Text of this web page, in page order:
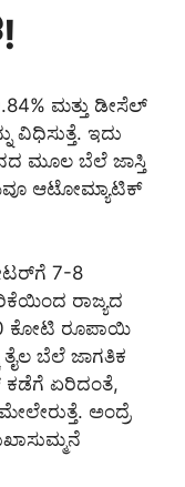
ಮತ್ತು ಡೀಸೆಲ್
ವಿಧಿಸುತ್ತೆ. ಇದು
ಮೂಲ ಬೆಲೆ ಜಾಸ್ತಿ
ಆಟೋಮ್ಯಾಟಿಕ್
7-8
ರಾಜ್ಯದ
ಕೋಟಿ ರೂಪಾಯಿ
ಬೆಲೆ ಜಾಗತಿಕ
ಕಡೆಗೆ ಏರಿದಂತೆ,
ಅಂದ್ರೆ